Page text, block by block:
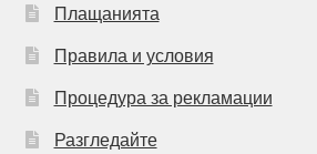
Плащанията
Правила и условия
Процедура за рекламации
Разгледайте